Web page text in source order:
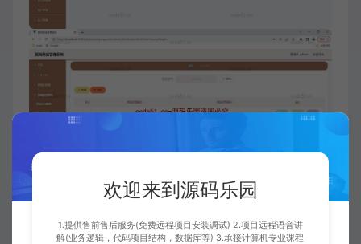
欢迎来到源码乐园
1.提供售前售后服务(免费远程项目安装调试) 2.项目远程语音讲
解(业务逻辑，代码项目结构，数据库等) 3.承接计算机专业课程